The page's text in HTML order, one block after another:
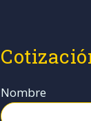
Nombre